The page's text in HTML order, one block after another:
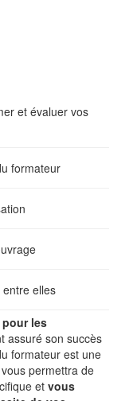
et évaluer vos
formateur
elles
les
assuré son succès
formateur est une
permettra de
et vous